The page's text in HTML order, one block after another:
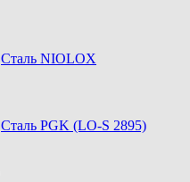
Сталь NIOLOX
Сталь PGK (LO-S 2895)